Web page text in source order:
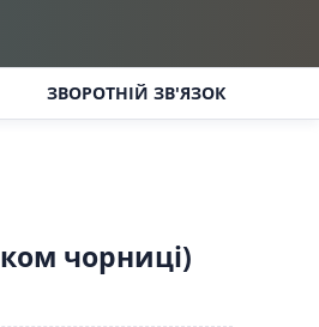
ЗВОРОТНІЙ ЗВ'ЯЗОК
чорниці)